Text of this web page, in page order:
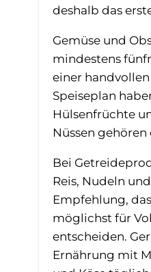
deshalb das
Gemüse und
mindestens
einer
Speiseplan
Hülsenfrüchte
Nüssen gehören
Bei
Reis, Nudeln
Empfehlung,
möglichst für
entscheiden.
Ernährung mit